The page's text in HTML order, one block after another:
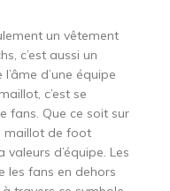
un vêtement
c’est aussi un
d’une équipe
c’est se
fans. Que ce soit sur
maillot de foot
d’équipe. Les
les fans en dehors